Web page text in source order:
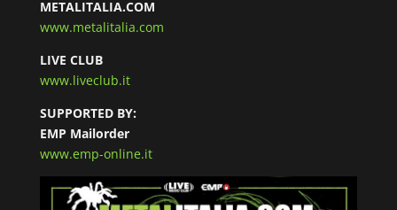
METALITALIA.COM
www.metalitalia.com
LIVE CLUB
www.liveclub.it
SUPPORTED BY:
EMP Mailorder
www.emp-online.it